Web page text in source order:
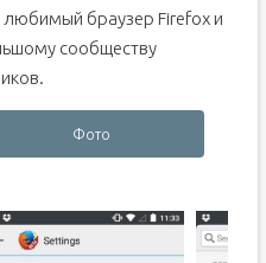
любимый браузер Firefox и
сообществу
Фото